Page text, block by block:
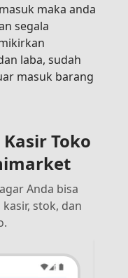
maka anda
segala
laba, sudah
masuk barang
Toko
Anda bisa
stok, dan